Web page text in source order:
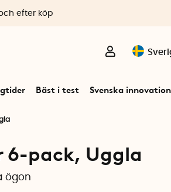
Bäst i test Svenska
efter köp
pack, Uggla
ögon